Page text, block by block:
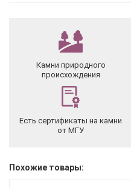
Камни природного
происхождения
Есть сертификаты на камни
от МГУ
Похожие товары: